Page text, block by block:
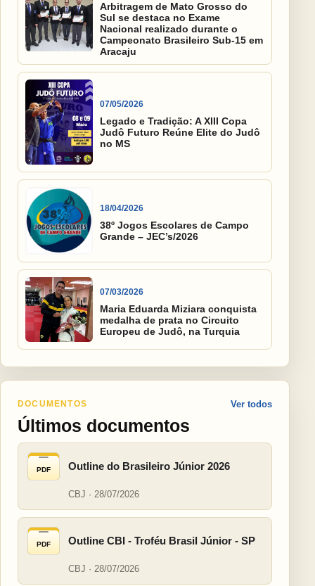
Arbitragem de Mato Grosso do
Sul se destaca no Exame
Nacional realizado durante o
Campeonato Brasileiro Sub-15 em
Aracaju
07/05/2026
Legado e Tradição: A XIII Copa
Judô Futuro Reúne Elite do Judô
no MS
18/04/2026
38º Jogos Escolares de Campo
Grande – JEC’s/2026
07/03/2026
Maria Eduarda Miziara conquista
medalha de prata no Circuito
Europeu de Judô, na Turquia
DOCUMENTOS
Últimos documentos
Ver todos
PDF Outline do Brasileiro Júnior 2026
CBJ · 28/07/2026
PDF Outline CBI - Troféu Brasil Júnior - SP
CBJ · 28/07/2026